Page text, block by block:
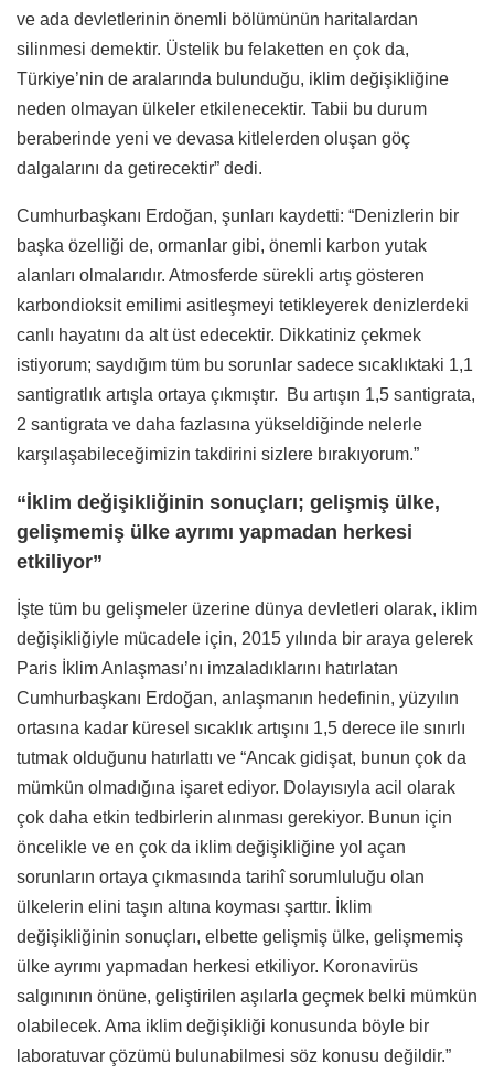
ve ada devletlerinin önemli bölümünün haritalardan
silinmesi demektir. Üstelik bu felaketten en çok da,
Türkiye’nin de aralarında bulunduğu, iklim değişikliğine
neden olmayan ülkeler etkilenecektir. Tabii bu durum
beraberinde yeni ve devasa kitlelerden oluşan göç
dalgalarını da getirecektir” dedi.
Cumhurbaşkanı Erdoğan, şunları kaydetti: “Denizlerin bir
başka özelliği de, ormanlar gibi, önemli karbon yutak
alanları olmalarıdır. Atmosferde sürekli artış gösteren
karbondioksit emilimi asitleşmeyi tetikleyerek denizlerdeki
canlı hayatını da alt üst edecektir. Dikkatiniz çekmek
istiyorum; saydığım tüm bu sorunlar sadece sıcaklıktaki 1,1
santigratlık artışla ortaya çıkmıştır. Bu artışın 1,5 santigrata,
2 santigrata ve daha fazlasına yükseldiğinde nelerle
karşılaşabileceğimizin takdirini sizlere bırakıyorum.”
“İklim değişikliğinin sonuçları; gelişmiş ülke,
gelişmemiş ülke ayrımı yapmadan herkesi
etkiliyor”
İşte tüm bu gelişmeler üzerine dünya devletleri olarak, iklim
değişikliğiyle mücadele için, 2015 yılında bir araya gelerek
Paris İklim Anlaşması’nı imzaladıklarını hatırlatan
Cumhurbaşkanı Erdoğan, anlaşmanın hedefinin, yüzyılın
ortasına kadar küresel sıcaklık artışını 1,5 derece ile sınırlı
tutmak olduğunu hatırlattı ve “Ancak gidişat, bunun çok da
mümkün olmadığına işaret ediyor. Dolayısıyla acil olarak
çok daha etkin tedbirlerin alınması gerekiyor. Bunun için
öncelikle ve en çok da iklim değişikliğine yol açan
sorunların ortaya çıkmasında tarihî sorumluluğu olan
ülkelerin elini taşın altına koyması şarttır. İklim
değişikliğinin sonuçları, elbette gelişmiş ülke, gelişmemiş
ülke ayrımı yapmadan herkesi etkiliyor. Koronavirüs
salgınının önüne, geliştirilen aşılarla geçmek belki mümkün
olabilecek. Ama iklim değişikliği konusunda böyle bir
laboratuvar çözümü bulunabilmesi söz konusu değildir.”